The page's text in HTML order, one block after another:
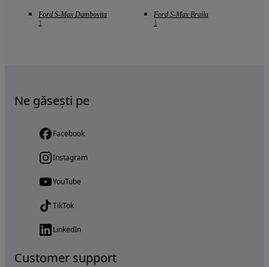
Ford S-Max Dambovita
1
Ford S-Max Braila
1
Ne găsești pe
Facebook
Instagram
YouTube
TikTok
LinkedIn
Customer support